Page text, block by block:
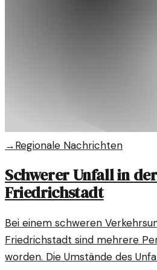
→Regionale Nachrichten
Schwerer Unfall in
Friedrichstadt
Bei einem schweren
Friedrichstadt sind mehrere
worden. Die Umstände des